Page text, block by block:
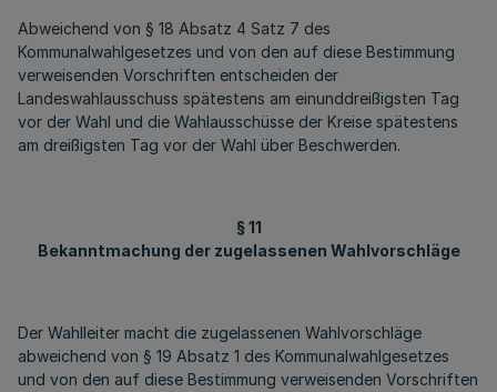
Abweichend von § 18 Absatz 4 Satz 7 des
Kommunalwahlgesetzes und von den auf diese Bestimmung
verweisenden Vorschriften entscheiden der
Landeswahlausschuss spätestens am einunddreißigsten Tag
vor der Wahl und die Wahlausschüsse der Kreise spätestens
am dreißigsten Tag vor der Wahl über Beschwerden.
§ 11
Bekanntmachung der zugelassenen Wahlvorschläge
Der Wahlleiter macht die zugelassenen Wahlvorschläge
abweichend von § 19 Absatz 1 des Kommunalwahlgesetzes
und von den auf diese Bestimmung verweisenden Vorschriften